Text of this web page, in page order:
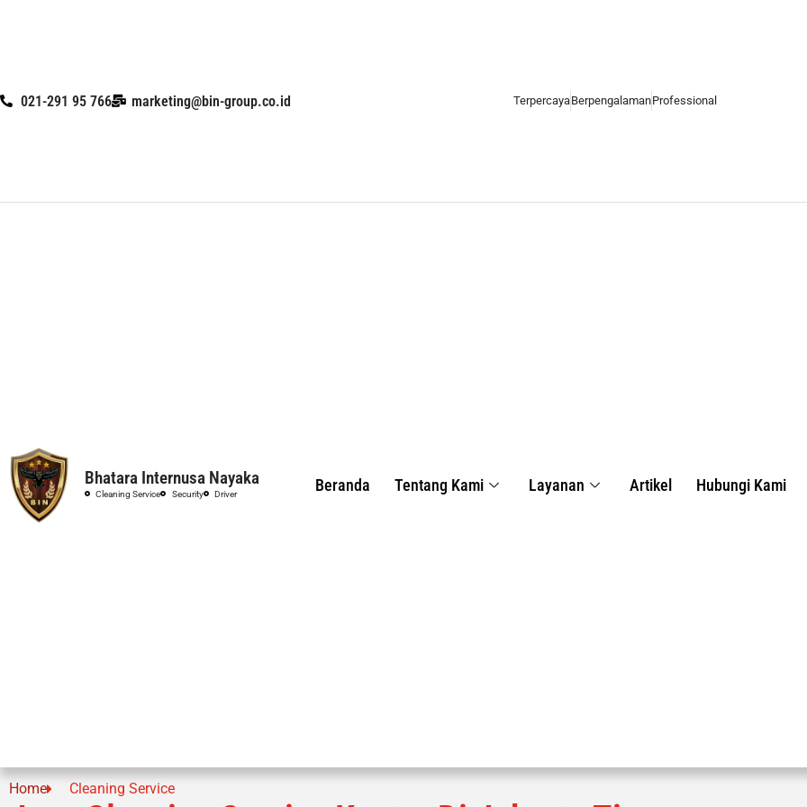
content
021-291 95 766 marketing@bin-group.co.id TerpercayaBerpengalamanProfessional
Bhatara Internusa Nayaka
Cleaning Service Security Driver Beranda Tentang Kami Layanan Artikel Hubungi Kami
Home Cleaning Service